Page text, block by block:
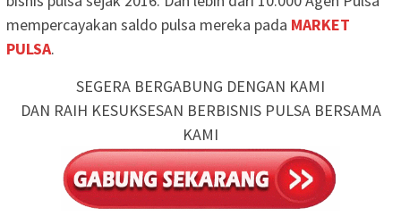
mempercayakan saldo pulsa mereka pada MARKET
PULSA.
SEGERA BERGABUNG DENGAN KAMI
DAN RAIH KESUKSESAN BERBISNIS PULSA BERSAMA
KAMI